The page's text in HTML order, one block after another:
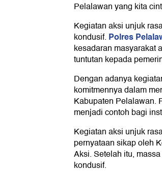
Pelalawan yang kita
Kegiatan aksi unjuk
kondusif. Polres
kesadaran masyarakat
tuntutan kepada
Dengan adanya
komitmennya dalam
Kabupaten Pelalawan.
menjadi contoh bagi
Kegiatan aksi unjuk
pernyataan sikap oleh
Aksi. Setelah itu,
kondusif.